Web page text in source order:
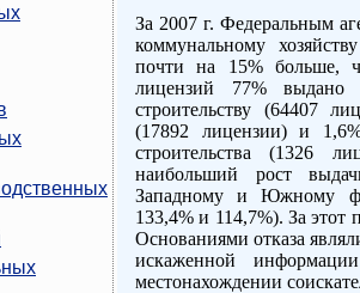
За 2007 г. Федеральным
коммунальному
почти на 15% больше,
лицензий 77% выдано
строительству (64407
(17892 лицензии) и
строительства (1326
наибольший рост
Западному и Южному
133,4% и 114,7%). За этот
Основаниями отказа
искаженной
местонахождении